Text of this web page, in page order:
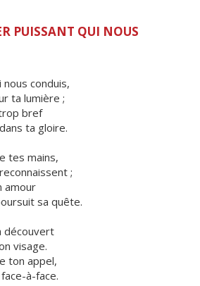
PUISSANT QUI NOUS
conduis,
ta lumière ;
bref
ta gloire.
tes mains,
;
amour
sa quête.
découvert
visage.
ton appel,
à-face.